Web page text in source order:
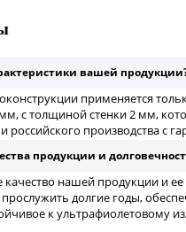
вашей
применяется
с толщиной стенки 2 мм,
российского производства с
продукции и
нашей продукции и
долгие годы,
к